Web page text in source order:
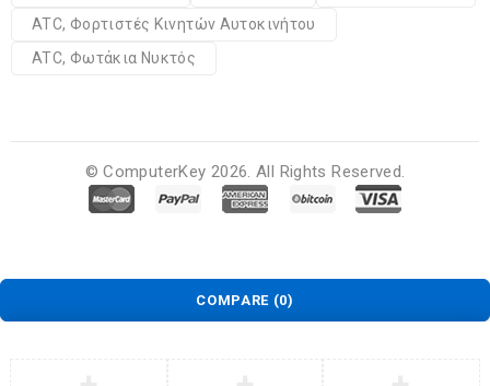
ATC, Φορτιστές Κινητών Αυτοκινήτου
ATC, Φωτάκια Νυκτός
© ComputerKey 2026. All Rights Reserved.
COMPARE (0)